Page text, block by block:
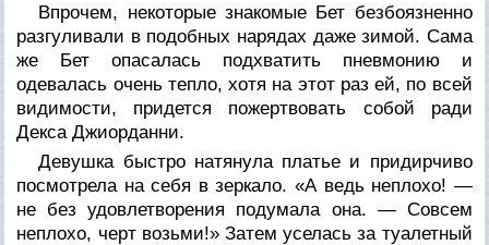
Впрочем, некоторые знакомые Бет безбоязненно
разгуливали в подобных нарядах даже зимой. Сама
же Бет опасалась подхватить пневмонию и
одевалась очень тепло, хотя на этот раз ей, по всей
видимости, придется пожертвовать собой ради
Декса Джиорданни.
Девушка быстро натянула платье и придирчиво
посмотрела на себя в зеркало. «А ведь неплохо! —
не без удовлетворения подумала она. — Совсем
неплохо, черт возьми!» Затем уселась за туалетный